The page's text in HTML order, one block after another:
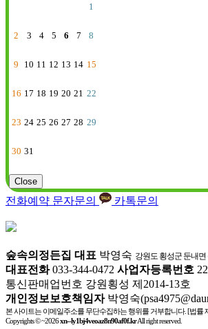
1
2 3 4 5 6 7 8
9 10 11 12 13 14 15
16 17 18 19 20 21 22
23 24 25 26 27 28 29
30 31
Close
전화예약 문자문의 카톡문의
숲속의정든집 대표 박영숙 강원도 횡성군 둔내면
대표전화033-344-0472 사업자등록번호
통신판매업번호 강원횡성 제2014-13호
개인정보보호책임자 박영숙
본 사이트는 이메일주소를 무단수집하는 행위를 거부합니다. [법률
Copyrights © ~2026xn--ly1bj4veoaz8n90af0f.krAll right reserved.